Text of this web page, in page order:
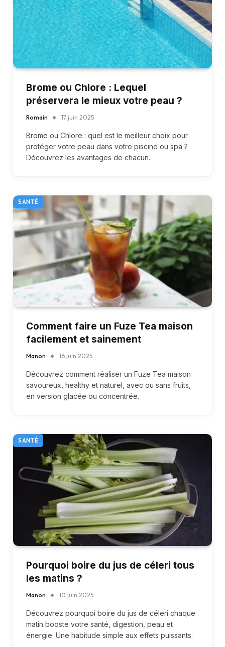
Brome ou Chlore : Lequel
préservera le mieux votre peau ?
Romain 17 juin 2025
Brome ou Chlore : quel est le meilleur choix pour
protéger votre peau dans votre piscine ou spa ?
Découvrez les avantages de chacun.
SANTÉ
Comment faire un Fuze Tea maison
facilement et sainement
Manon 16 juin 2025
Découvrez comment réaliser un Fuze Tea maison
savoureux, healthy et naturel, avec ou sans fruits,
en version glacée ou concentrée.
SANTÉ
Pourquoi boire du jus de céleri tous
les matins ?
Manon 10 juin 2025
Découvrez pourquoi boire du jus de céleri chaque
matin booste votre santé, digestion, peau et
énergie. Une habitude simple aux effets puissants.